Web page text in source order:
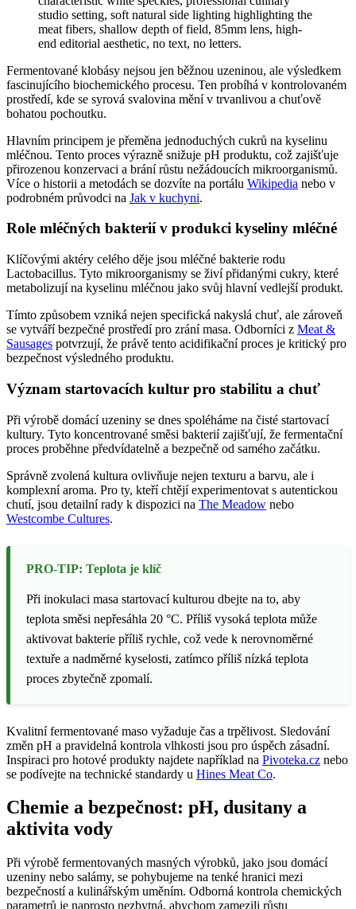
Fermentované klobásy nejsou jen běžnou uzeninou, ale výsledkem
fascinujícího biochemického procesu. Ten probíhá v kontrolovaném
prostředí, kde se syrová svalovina mění v trvanlivou a chuťově
bohatou pochoutku.
Hlavním principem je přeměna jednoduchých cukrů na kyselinu
mléčnou. Tento proces výrazně snižuje pH produktu, což zajišťuje
přirozenou konzervaci a brání růstu nežádoucích mikroorganismů.
Více o historii a metodách se dozvíte na portálu Wikipedia nebo v
podrobném průvodci na Jak v kuchyni.
Role mléčných bakterií v produkci kyseliny mléčné
Klíčovými aktéry celého děje jsou mléčné bakterie rodu
Lactobacillus. Tyto mikroorganismy se živí přidanými cukry, které
metabolizují na kyselinu mléčnou jako svůj hlavní vedlejší produkt.
Tímto způsobem vzniká nejen specifická nakyslá chuť, ale zároveň
se vytváří bezpečné prostředí pro zrání masa. Odborníci z Meat &
Sausages potvrzují, že právě tento acidifikační proces je kritický pro
bezpečnost výsledného produktu.
Význam startovacích kultur pro stabilitu a chuť
Při výrobě domácí uzeniny se dnes spoléháme na čisté startovací
kultury. Tyto koncentrované směsi bakterií zajišťují, že fermentační
proces proběhne předvídatelně a bezpečně od samého začátku.
Správně zvolená kultura ovlivňuje nejen texturu a barvu, ale i
komplexní aroma. Pro ty, kteří chtějí experimentovat s autentickou
chutí, jsou detailní rady k dispozici na The Meadow nebo
Westcombe Cultures.
PRO-TIP: Teplota je klíč
Při inokulaci masa startovací kulturou dbejte na to, aby
teplota směsi nepřesáhla 20 °C. Příliš vysoká teplota může
aktivovat bakterie příliš rychle, což vede k nerovnoměrné
textuře a nadměrné kyselosti, zatímco příliš nízká teplota
proces zbytečně zpomalí.
Kvalitní fermentované maso vyžaduje čas a trpělivost. Sledování
změn pH a pravidelná kontrola vlhkosti jsou pro úspěch zásadní.
Inspiraci pro hotové produkty najdete například na Pivoteka.cz nebo
se podívejte na technické standardy u Hines Meat Co.
Chemie a bezpečnost: pH, dusitany a
aktivita vody
Při výrobě fermentovaných masných výrobků, jako jsou domácí
uzeniny nebo salámy, se pohybujeme na tenké hranici mezi
bezpečností a kulinářským uměním. Odborná kontrola chemických
parametrů je naprosto nezbytná, abychom zamezili růstu